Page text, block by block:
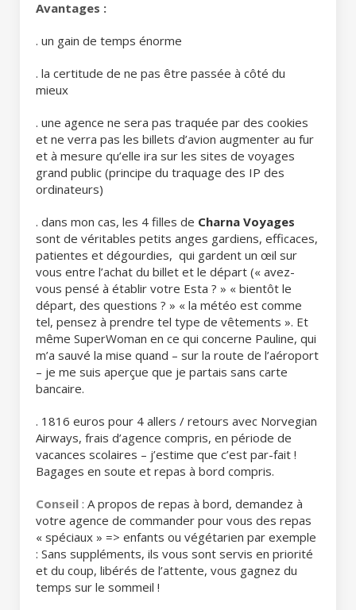
Avantages :
. un gain de temps énorme
. la certitude de ne pas être passée à côté du
mieux
. une agence ne sera pas traquée par des cookies
et ne verra pas les billets d’avion augmenter au fur
et à mesure qu’elle ira sur les sites de voyages
grand public (principe du traquage des IP des
ordinateurs)
. dans mon cas, les 4 filles de Charna Voyages
sont de véritables petits anges gardiens, efficaces,
patientes et dégourdies, qui gardent un œil sur
vous entre l’achat du billet et le départ (« avez-
vous pensé à établir votre Esta ? » « bientôt le
départ, des questions ? » « la météo est comme
tel, pensez à prendre tel type de vêtements ». Et
même SuperWoman en ce qui concerne Pauline, qui
m’a sauvé la mise quand – sur la route de l’aéroport
– je me suis aperçue que je partais sans carte
bancaire.
. 1816 euros pour 4 allers / retours avec Norvegian
Airways, frais d’agence compris, en période de
vacances scolaires – j’estime que c’est par-fait !
Bagages en soute et repas à bord compris.
Conseil : A propos de repas à bord, demandez à
votre agence de commander pour vous des repas
« spéciaux » => enfants ou végétarien par exemple
: Sans suppléments, ils vous sont servis en priorité
et du coup, libérés de l’attente, vous gagnez du
temps sur le sommeil !